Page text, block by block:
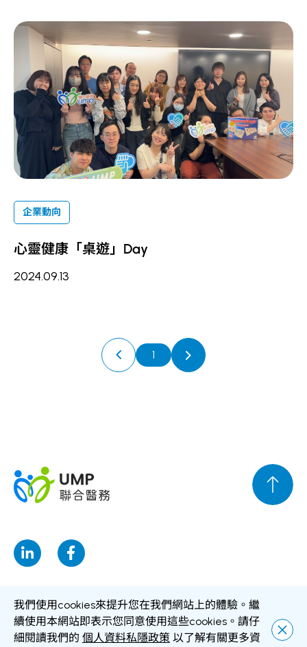
企業動向
心靈健康「桌遊」Day
2024.09.13
1
免責聲明 個人資料私隱政策 個人資料收集聲明
版權所有 © 聯合醫務集團有限公司 版權所有 不得轉載
我們使用cookies來提升您在我們網站上的體驗。繼
續使用本網站即表示您同意使用這些cookies。請仔
細閱讀我們的 個人資料私隱政策 以了解有關更多資